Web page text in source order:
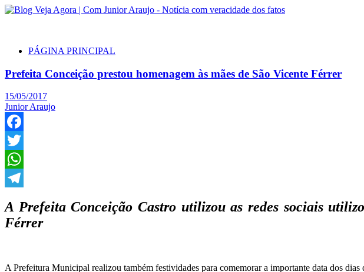
PÁGINA PRINCIPAL
Prefeita Conceição prestou homenagem às mães de São Vicente Férrer
15/05/2017
Junior Araujo
Facebook
Twitter
WhatsApp
A Prefeita Conceição Castro utilizou as redes sociais
Férrer
A Prefeitura Municipal realizou também festividades para comemorar a importante data dos dias